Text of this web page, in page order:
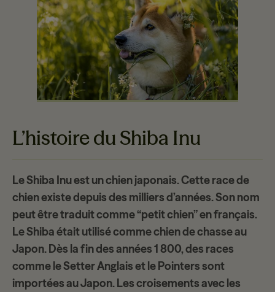
L’histoire du Shiba Inu
Le Shiba Inu est unchien japonais. Cette race de
chien existe depuis des milliers d’années. Son nom
peut être traduit comme “petit chien” en français.
Le Shiba était utilisé comme chien de chasse au
Japon. Dès la fin des années 1 800, des races
comme le Setter Anglais et le Pointers sont
importées au Japon. Les croisements avec les